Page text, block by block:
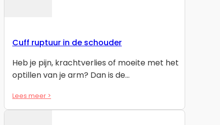
Cuff ruptuur in de schouder
Heb je pijn, krachtverlies of moeite met het
optillen van je arm? Dan is de…
Lees meer >